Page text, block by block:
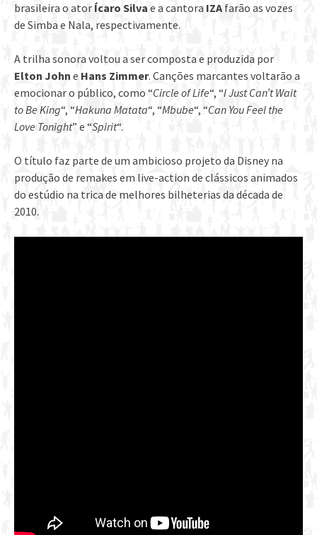
brasileira o ator Ícaro Silva e a cantora IZA farão as vozes
de Simba e Nala, respectivamente.
A trilha sonora voltou a ser composta e produzida por
Elton John e Hans Zimmer. Canções marcantes voltarão a
emocionar o público, como “Circle of Life“, “I Just Can’t Wait
to Be King“, “Hakuna Matata“, “Mbube“, “Can You Feel the
Love Tonight” e “Spirit“.
O título faz parte de um ambicioso projeto da Disney na
produção de remakes em live-action de clássicos animados
do estúdio na trica de melhores bilheterias da década de
2010.